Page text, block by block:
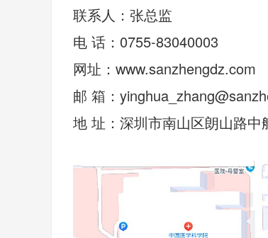
联系人：张总监
电 话：0755-83040003
网址：www.sanzhengdz.com
邮 箱：
地 址：深圳市南山区朗山路中